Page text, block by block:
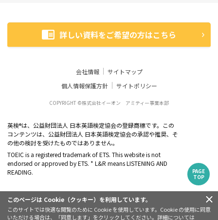
このページは Cookie（クッキー）を利用しています。
このサイトでは快適な閲覧のために Cookie を使用しています。Cookie の使用に同意
いただける場合は、「同意します」をクリックしてください。詳細については
PAGE
TOP
詳しい資料をご希望の方はこちら
会社情報
サイトマップ
個人情報保護方針
サイトポリシー
COPYRIGHT ©株式会社イーオン アミティー事業本部
英検®は、公益財団法人 日本英語検定協会の登録商標です。この
コンテンツは、公益財団法人 日本英語検定協会の承認や推奨、そ
の他の検討を受けたものではありません。
TOEIC is a registered trademark of ETS. This website is not
endorsed or approved by ETS. * L&R means LISTENING AND
READING.